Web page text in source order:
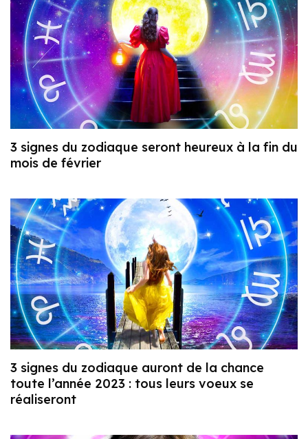
3 signes du zodiaque seront heureux à la fin du
mois de février
3 signes du zodiaque auront de la chance
toute l’année 2023 : tous leurs voeux se
réaliseront